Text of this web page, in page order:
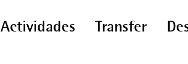
Actividades Transfer